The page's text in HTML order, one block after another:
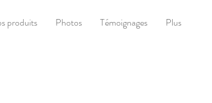
produits Photos Témoignages Plus